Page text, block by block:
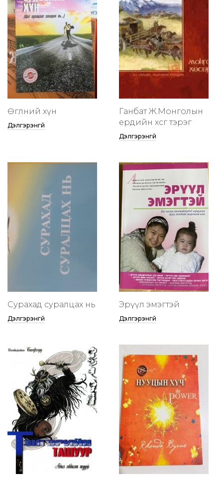
Өглөөний хүн
Дэлгэрэнгүй
Ганбат Ж.Монголын
ердийн хөсөг тэрэг
Дэлгэрэнгүй
Сурахад суралцах нь
Дэлгэрэнгүй
Эрүүл эмэгтэй
Дэлгэрэнгүй